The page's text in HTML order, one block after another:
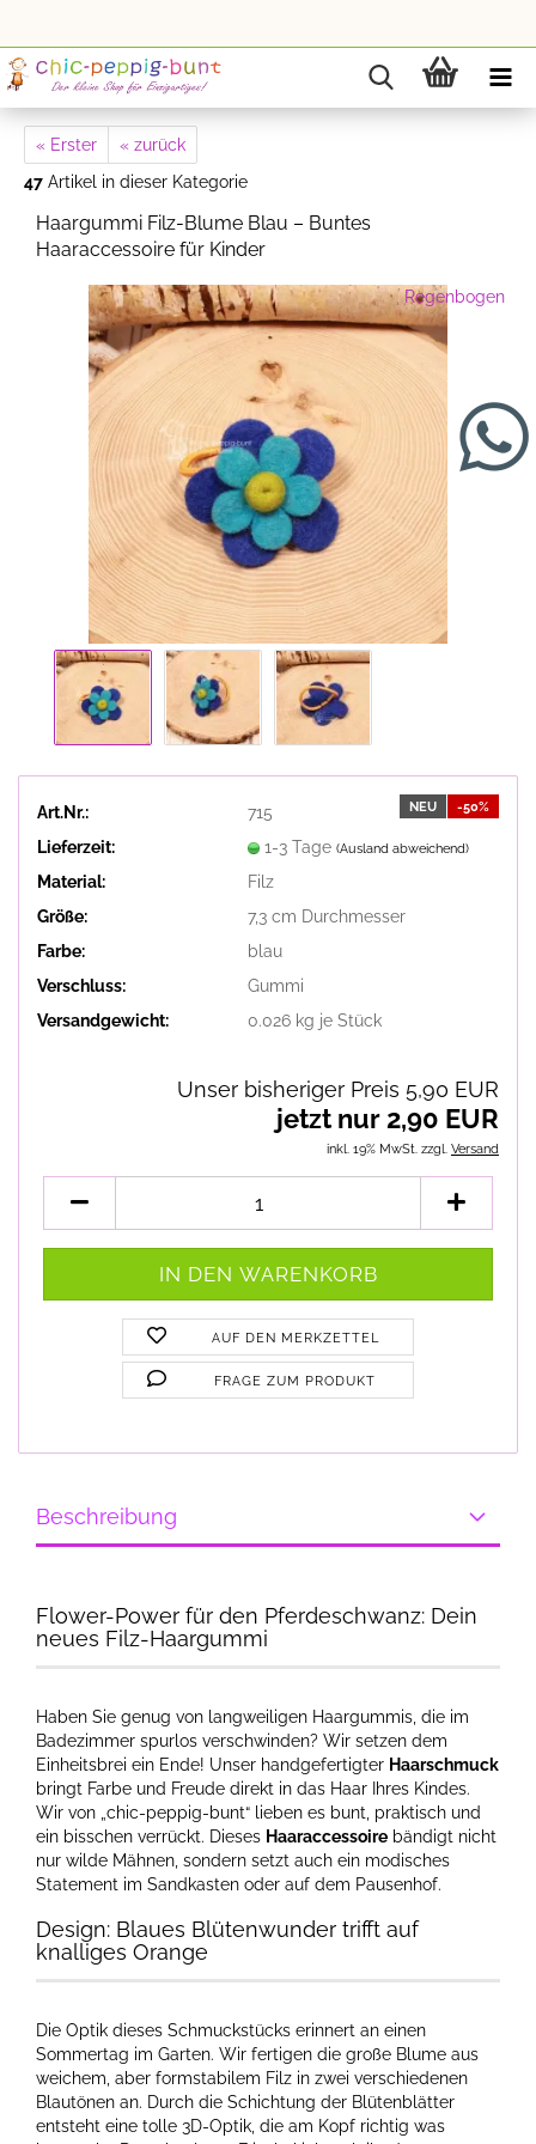
« Erster
« zurück
47 Artikel in dieser Kategorie
Haargummi Filz-Blume Blau – Buntes
Haaraccessoire für Kinder
Regenbogen
NEU -50%
Art.Nr.:
715
Lieferzeit:
1-3 Tage (Ausland abweichend)
Material:
Filz
Größe:
7,3 cm Durchmesser
Farbe:
blau
Verschluss:
Gummi
Versandgewicht:
0.026kg je Stück
Unser bisheriger Preis 5,90 EUR
jetzt nur 2,90 EUR
inkl. 19% MwSt. zzgl. Versand
AUF DEN MERKZETTEL
FRAGE ZUM PRODUKT
Beschreibung
Flower-Power für den Pferdeschwanz: Dein
neues Filz-Haargummi
Haben Sie genug von langweiligen Haargummis, die im
Badezimmer spurlos verschwinden? Wir setzen dem
Einheitsbrei ein Ende! Unser handgefertigter Haarschmuck
bringt Farbe und Freude direkt in das Haar Ihres Kindes.
Wir von „chic-peppig-bunt“ lieben es bunt, praktisch und
ein bisschen verrückt. Dieses Haaraccessoire bändigt nicht
nur wilde Mähnen, sondern setzt auch ein modisches
Statement im Sandkasten oder auf dem Pausenhof.
Design: Blaues Blütenwunder trifft auf
knalliges Orange
Die Optik dieses Schmuckstücks erinnert an einen
Sommertag im Garten. Wir fertigen die große Blume aus
weichem, aber formstabilem Filz in zwei verschiedenen
Blautönen an. Durch die Schichtung der Blütenblätter
entsteht eine tolle 3D-Optik, die am Kopf richtig was